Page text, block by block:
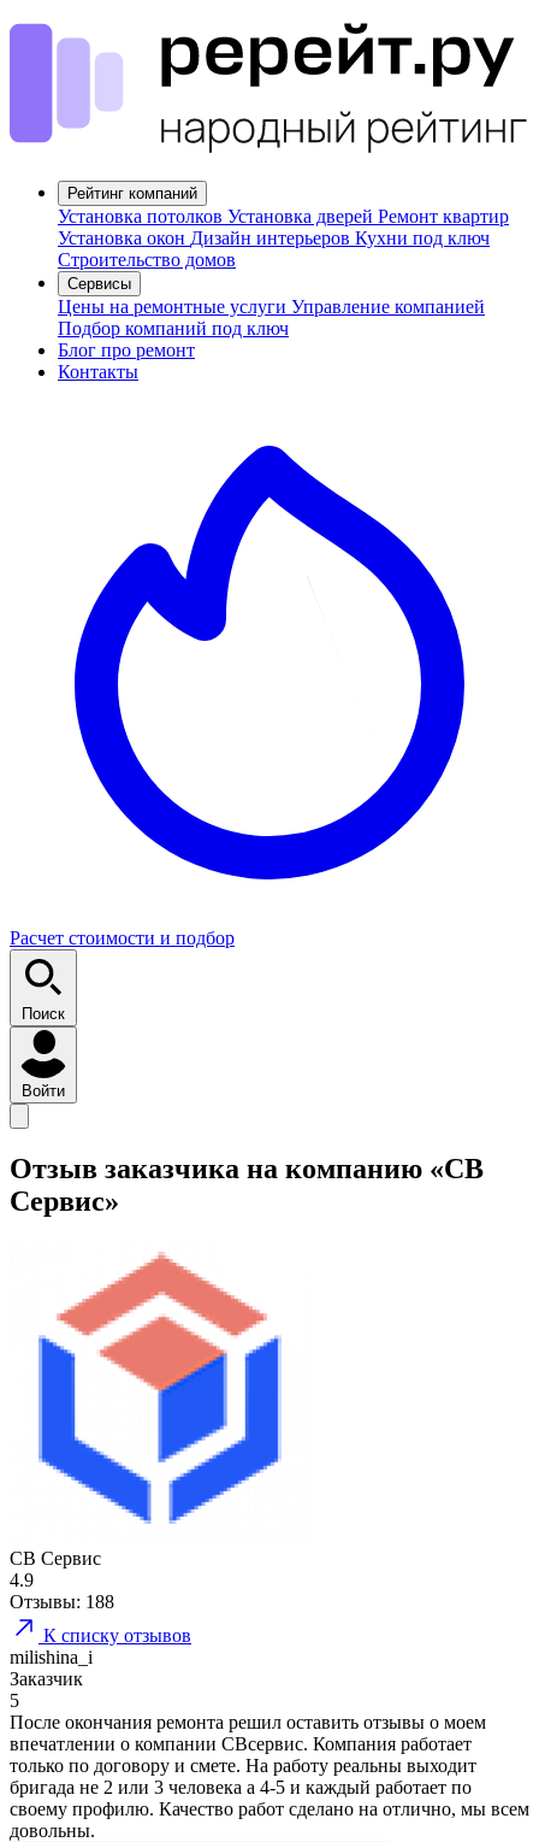
Рейтинг компаний
Установка потолков Установка дверей Ремонт квартир
Установка окон Дизайн интерьеров Кухни под ключ
Строительство домов
Сервисы
Цены на ремонтные услуги Управление компанией
Подбор компаний под ключ
Блог про ремонт
Контакты
Расчет стоимости и подбор
Поиск
Войти
Отзыв заказчика на компанию «СВ
Сервис»
СВ Сервис
4.9
Отзывы: 188
К списку отзывов
milishina_i
Заказчик
5
После окончания ремонта решил оставить отзывы о моем
впечатлении о компании СВсервис. Компания работает
только по договору и смете. На работу реальны выходит
бригада не 2 или 3 человека а 4-5 и каждый работает по
своему профилю. Качество работ сделано на отлично, мы всем
довольны.